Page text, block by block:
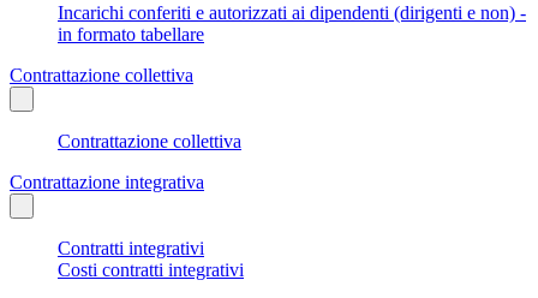
Incarichi conferiti e autorizzati ai dipendenti (dirigenti e non) -
in formato tabellare
Contrattazione collettiva
Contrattazione collettiva
Contrattazione integrativa
Contratti integrativi
Costi contratti integrativi